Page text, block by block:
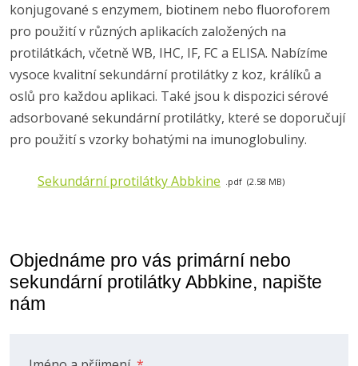
konjugované s enzymem, biotinem nebo fluoroforem
pro použití v různých aplikacích založených na
protilátkách, včetně WB, IHC, IF, FC a ELISA. Nabízíme
vysoce kvalitní sekundární protilátky z koz, králíků a
oslů pro každou aplikaci. Také jsou k dispozici sérové
adsorbované sekundární protilátky, které se doporučují
pro použití s vzorky bohatými na imunoglobuliny.
Sekundární protilátky Abbkine pdf 2.58 MB
Objednáme pro vás primární nebo
sekundární protilátky Abbkine, napište
nám